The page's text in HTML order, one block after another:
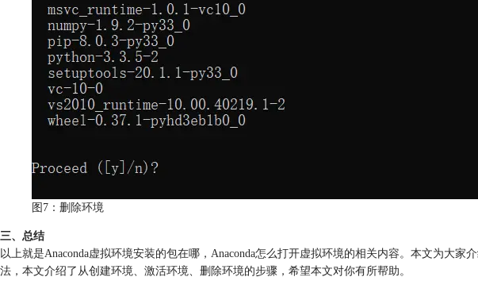
图7：删除环境
三、总结
以上就是Anaconda虚拟环境安装的包在哪，Anaconda怎么打开虚拟环境的相关内容。本文为大
法，本文介绍了从创建环境、激活环境、删除环境的步骤，希望本文对你有所帮助。